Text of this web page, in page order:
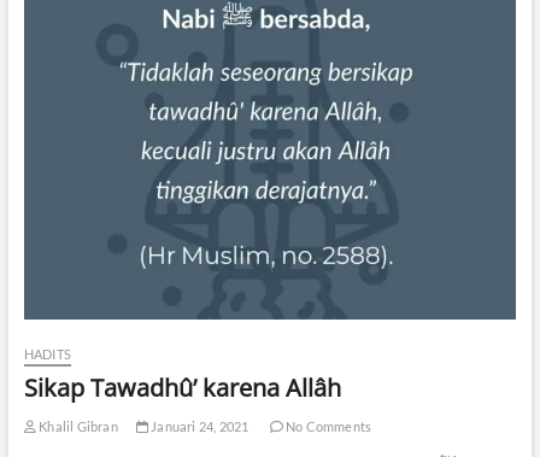
HADITS
Sikap Tawadhû’ karena Allâh
Khalil Gibran Januari 24, 2021 No Comments